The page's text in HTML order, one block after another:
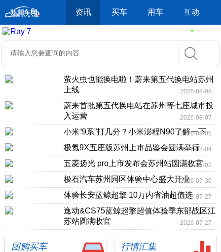
资讯 买车 用车 互动
萤火虫也能换电啦！蔚来第五代换电站苏州
上线
2026-08-08
蔚来首批第五代换电站在苏州等七座城市投
入运营
2026-08-07
小米“9系”打几分？小米澎程N90了解一下
2026-08-05
极氪9X五座版苏州上市品鉴会圆满举行
2026-08-04
五菱扬光 pro上市发布会苏州站圆满收官
2026-08-02
极石汽车苏州园区体验中心盛大开业2026-07-30
体验长安蓝鲸超擎 10万内省油超值选2026-07-27
逸动&CS75蓝鲸超擎超值体验季东部战区江
苏站圆满收官
2026-07-27
团购买车 行情汇集